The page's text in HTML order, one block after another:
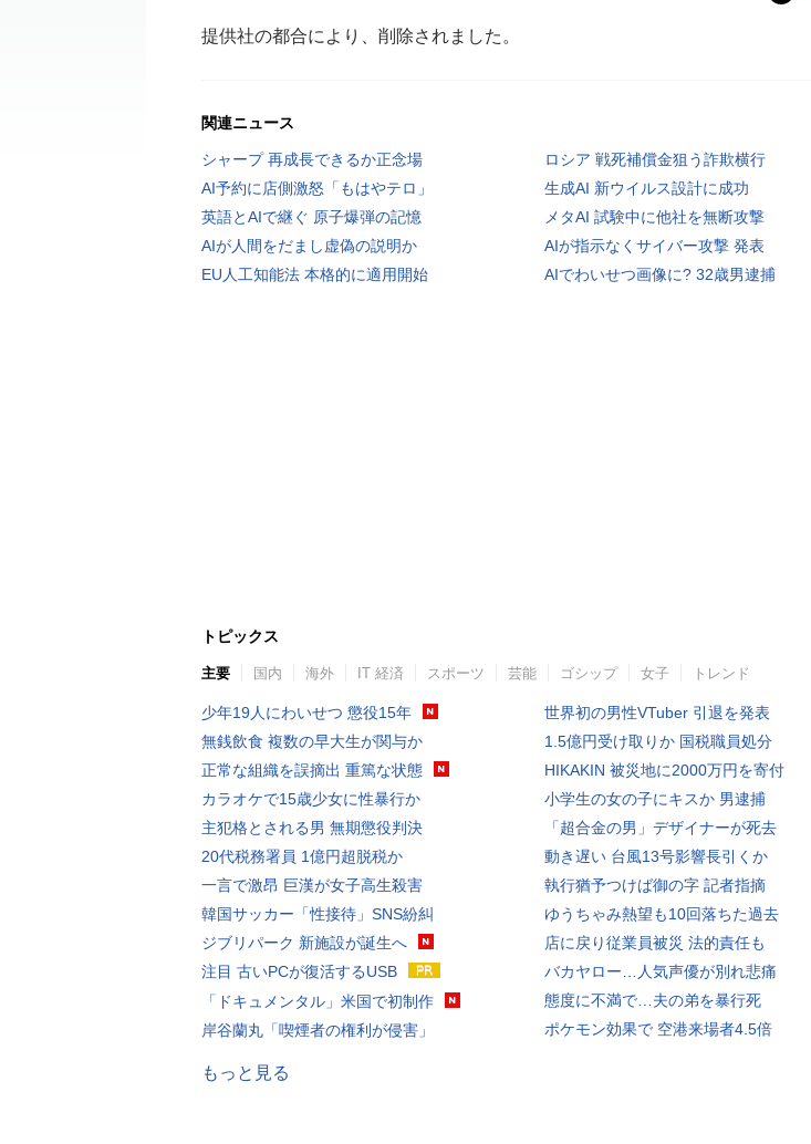
提供社の都合により、削除されました。
関連ニュース
シャープ 再成長できるか正念場
ロシア 戦死補償金狙う詐欺横行
AI予約に店側激怒「もはやテロ」
生成AI 新ウイルス設計に成功
英語とAIで継ぐ 原子爆弾の記憶
メタAI 試験中に他社を無断攻撃
AIが人間をだまし虚偽の説明か
AIが指示なくサイバー攻撃 発表
EU人工知能法 本格的に適用開始
AIでわいせつ画像に? 32歳男逮捕
トピックス
主要 国内 海外 IT 経済 スポーツ 芸能 ゴシップ 女子 トレンド
少年19人にわいせつ 懲役15年
無銭飲食 複数の早大生が関与か
正常な組織を誤摘出 重篤な状態
カラオケで15歳少女に性暴行か
主犯格とされる男 無期懲役判決
20代税務署員 1億円超脱税か
一言で激昂 巨漢が女子高生殺害
韓国サッカー「性接待」SNS紛糾
ジブリパーク 新施設が誕生へ
注目 古いPCが復活するUSB
「ドキュメンタル」米国で初制作
岸谷蘭丸「喫煙者の権利が侵害」
世界初の男性VTuber 引退を発表
1.5億円受け取りか 国税職員処分
HIKAKIN 被災地に2000万円を寄付
小学生の女の子にキスか 男逮捕
「超合金の男」デザイナーが死去
動き遅い 台風13号影響長引くか
執行猶予つけば御の字 記者指摘
ゆうちゃみ熱望も10回落ちた過去
店に戻り従業員被災 法的責任も
バカヤロー…人気声優が別れ悲痛
態度に不満で…夫の弟を暴行死
ポケモン効果で 空港来場者4.5倍
もっと見る